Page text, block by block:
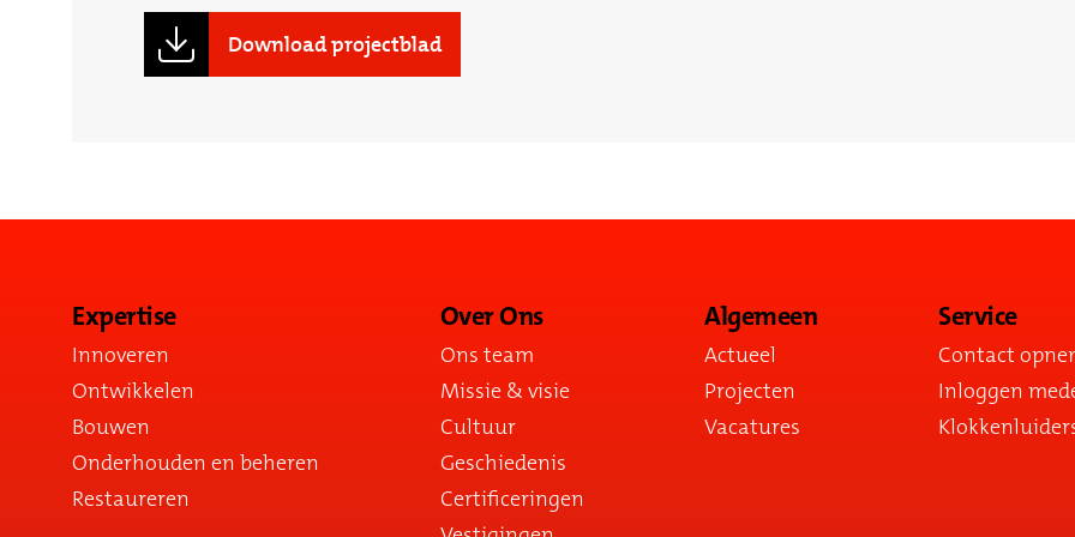
Download projectblad
Expertise
Innoveren
Ontwikkelen
Bouwen
Onderhouden en beheren
Restaureren
Over Ons
Ons team
Missie & visie
Cultuur
Geschiedenis
Certificeringen
Algemeen
Actueel
Projecten
Vacatures
Service
Contact
Inloggen